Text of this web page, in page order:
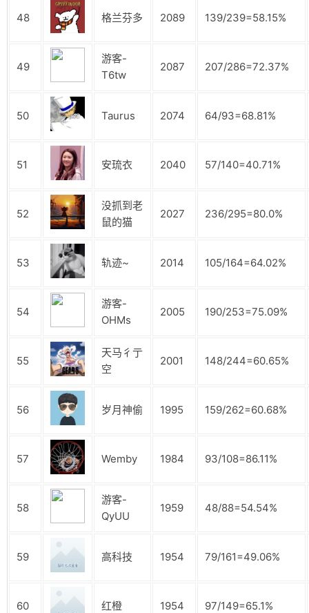
48 格兰芬多 2089 139/239=58.15%
49
游客-
T6tw
2087 207/286=72.37%
50 Taurus 2074 64/93=68.81%
51 安琉衣 2040 57/140=40.71%
52
没抓到老
鼠的猫
2027 236/295=80.0%
53 轨迹~ 2014 105/164=64.02%
54
游客-
OHMs
2005 190/253=75.09%
55
天马彳亍
空
2001 148/244=60.65%
56 岁月神偷 1995 159/262=60.68%
57 Wemby 1984 93/108=86.11%
58
游客-
QyUU
1959 48/88=54.54%
59 高科技 1954 79/161=49.06%
60 红橙 1954 97/149=65.1%